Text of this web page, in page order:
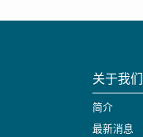
关于我们
简介
最新消息